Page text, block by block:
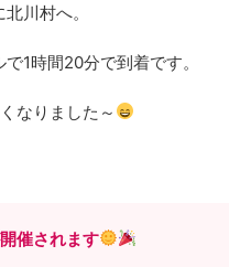
川村へ。
1時間20分で到着です。
なりました～
催されます